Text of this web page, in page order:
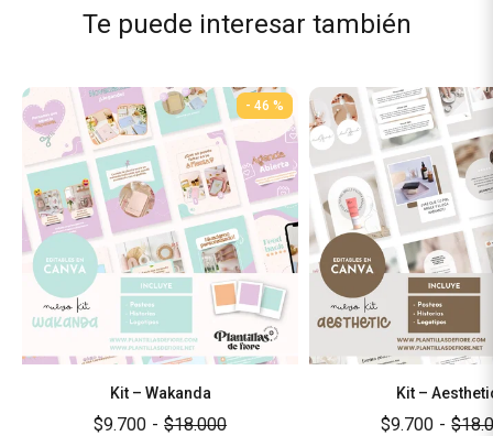
Te puede interesar también
- 46 %
Kit – Wakanda
$9.700 - $18.000
Kit –
$9.700 -